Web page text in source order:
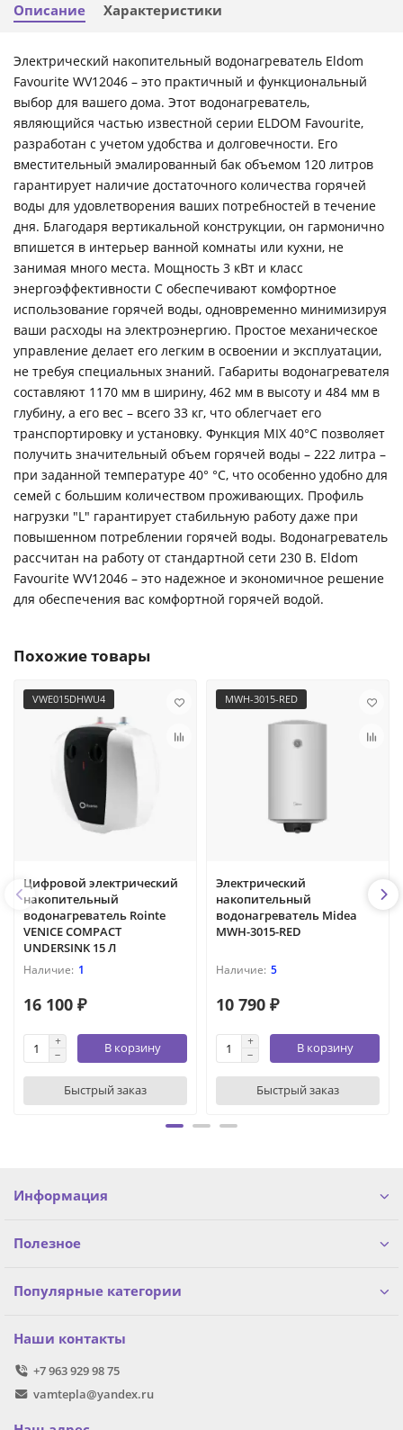
Описание Характеристики
Электрический накопительный водонагреватель Eldom
Favourite WV12046 – это практичный и функциональный
выбор для вашего дома. Этот водонагреватель,
являющийся частью известной серии ELDOM Favourite,
разработан с учетом удобства и долговечности. Его
вместительный эмалированный бак объемом 120 литров
гарантирует наличие достаточного количества горячей
воды для удовлетворения ваших потребностей в течение
дня. Благодаря вертикальной конструкции, он гармонично
впишется в интерьер ванной комнаты или кухни, не
занимая много места. Мощность 3 кВт и класс
энергоэффективности C обеспечивают комфортное
использование горячей воды, одновременно минимизируя
ваши расходы на электроэнергию. Простое механическое
управление делает его легким в освоении и эксплуатации,
не требуя специальных знаний. Габариты водонагревателя
составляют 1170 мм в ширину, 462 мм в высоту и 484 мм в
глубину, а его вес – всего 33 кг, что облегчает его
транспортировку и установку. Функция MIX 40°C позволяет
получить значительный объем горячей воды – 222 литра –
при заданной температуре 40° °C, что особенно удобно для
семей с большим количеством проживающих. Профиль
нагрузки "L" гарантирует стабильную работу даже при
повышенном потреблении горячей воды. Водонагреватель
рассчитан на работу от стандартной сети 230 В. Eldom
Favourite WV12046 – это надежное и экономичное решение
для обеспечения вас комфортной горячей водой.
Похожие товары
VWE015DHWU4
Цифровой электрический
накопительный
водонагреватель Rointe
VENICE COMPACT
UNDERSINK 15 Л
1
16 100 ₽
В корзину
Быстрый заказ
MWH-3015-RED
Электрический
накопительный
водонагреватель Midea
MWH-3015-RED
5
10 790 ₽
В корзину
Быстрый заказ
Информация
Полезное
Популярные категории
Наши контакты
+7 963 929 98 75
vamtepla@yandex.ru